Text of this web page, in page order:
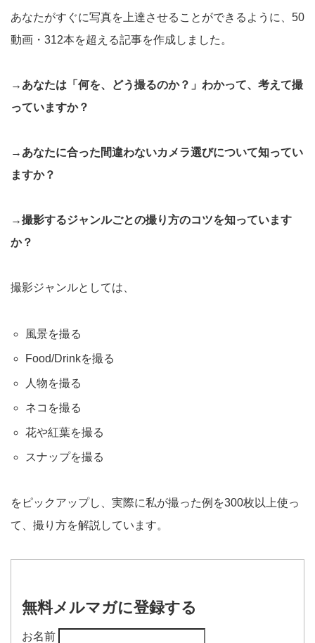
あなたがすぐに写真を上達させることができるように、50
動画・312本を超える記事を作成しました。
→あなたは「何を、どう撮るのか？」わかって、考えて撮
っていますか？
→あなたに合った間違わないカメラ選びについて知ってい
ますか？
→撮影するジャンルごとの撮り方のコツを知っています
か？
撮影ジャンルとしては、
風景を撮る
Food/Drinkを撮る
人物を撮る
ネコを撮る
花や紅葉を撮る
スナップを撮る
をピックアップし、実際に私が撮った例を300枚以上使っ
て、撮り方を解説しています。
無料メルマガに登録する
お名前